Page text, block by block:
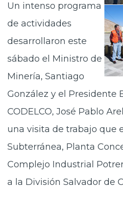
Un intenso programa
de actividades
desarrollaron este
sábado el Ministro de
Minería, Santiago
González y el Presidente
CODELCO, José Pablo
una visita de trabajo que
Subterránea, Planta
Complejo Industrial
a la División Salvador de